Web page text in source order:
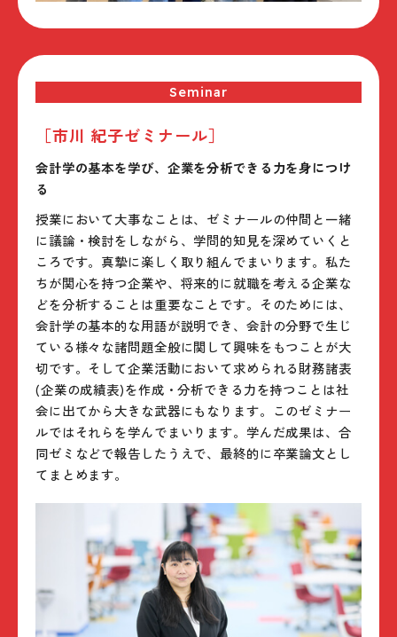
Seminar
［市川 紀子ゼミナール］
会計学の基本を学び、企業を分析できる力を身につけ
る
授業において大事なことは、ゼミナールの仲間と一緒
に議論・検討をしながら、学問的知見を深めていくと
ころです。真摯に楽しく取り組んでまいります。私た
ちが関心を持つ企業や、将来的に就職を考える企業な
どを分析することは重要なことです。そのためには、
会計学の基本的な用語が説明でき、会計の分野で生じ
ている様々な諸問題全般に関して興味をもつことが大
切です。そして企業活動において求められる財務諸表
(企業の成績表)を作成・分析できる力を持つことは社
会に出てから大きな武器にもなります。このゼミナー
ルではそれらを学んでまいります。学んだ成果は、合
同ゼミなどで報告したうえで、最終的に卒業論文とし
てまとめます。